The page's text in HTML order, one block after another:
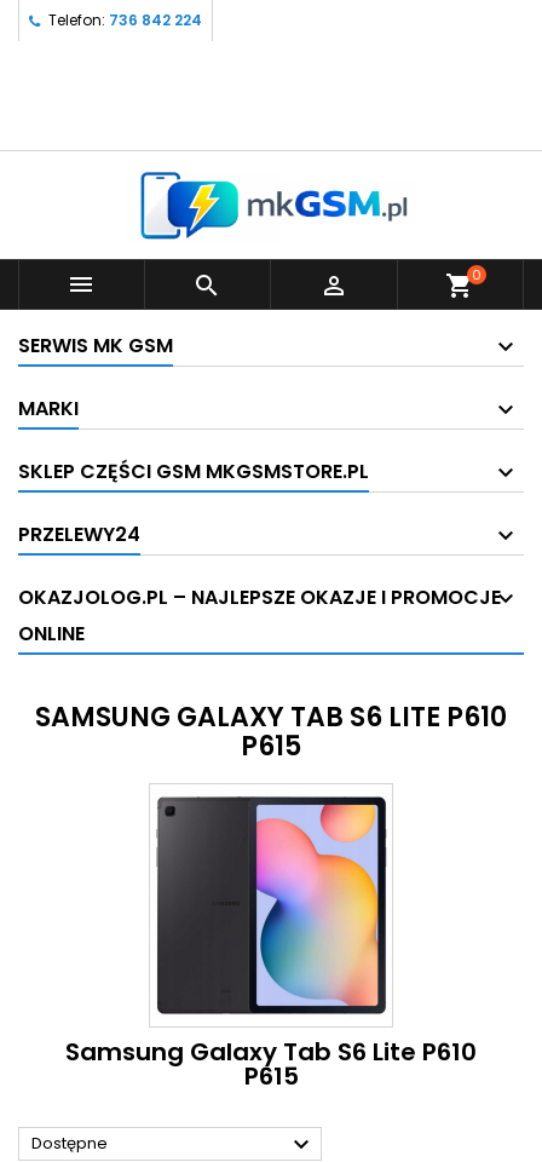
Telefon: 736 842 224
   shopping_cart0
SERWIS MK GSM
MARKI
SKLEP CZĘŚCI GSM MKGSMSTORE.PL
PRZELEWY24
OKAZJOLOG.PL – NAJLEPSZE OKAZJE I PROMOCJE
ONLINE
SAMSUNG GALAXY TAB S6 LITE P610
P615
Samsung Galaxy Tab S6 Lite P610
P615
Dostępne 